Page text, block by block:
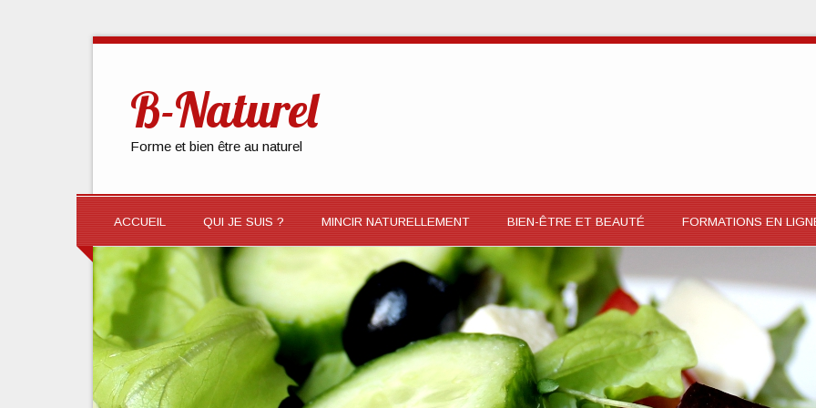
B-Naturel
Forme et bien être au naturel
ACCUEIL QUI JE SUIS ? MINCIR NATURELLEMENT BIEN-ÊTRE ET BEAUTÉ FORMATIONS EN